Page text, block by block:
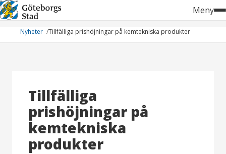
Hoppa
till
innehåll
Meny
Nyheter Tillfälliga prishöjningar på kemtekniska produkter
Tillfälliga
prishöjningar på
kemtekniska
produkter